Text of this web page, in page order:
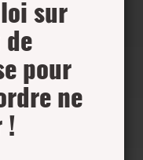
sur
de
pour
ne
!